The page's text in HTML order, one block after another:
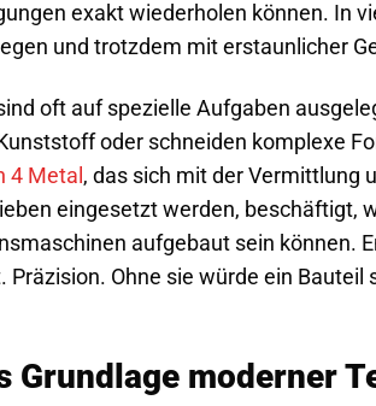
exakt wiederholen können. In
und trotzdem mit erstaunlicher
oft auf spezielle Aufgaben
oder schneiden komplexe
4 Metal , das sich mit der Vermittlung
eingesetzt werden, beschäftigt,
aufgebaut sein können.
Präzision. Ohne sie würde ein
Grundlage moderner